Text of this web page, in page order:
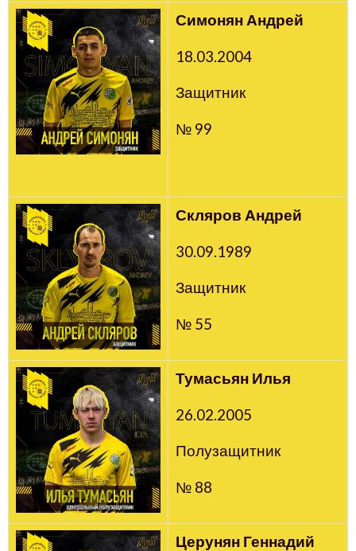
Симонян Андрей
18.03.2004
Защитник
№ 99
Скляров Андрей
30.09.1989
Защитник
№ 55
Тумасьян Илья
26.02.2005
Полузащитник
№ 88
Церунян Геннадий